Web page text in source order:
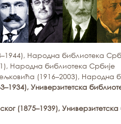
Народна библиотека
Народна библиотека Србије
(1916–2003), Народна
Универзитетска
(1875–1939),